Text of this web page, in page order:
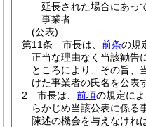
延長された場合にあっ
事業者
(公表)
第11条
市長は、 前条の規
正当な理由なく当該勧告
ところにより、その旨、
けた事業者の氏名を公表
2
市長は、 前項の規定に
らかじめ当該公表に係る
陳述の機会を与えなけれ